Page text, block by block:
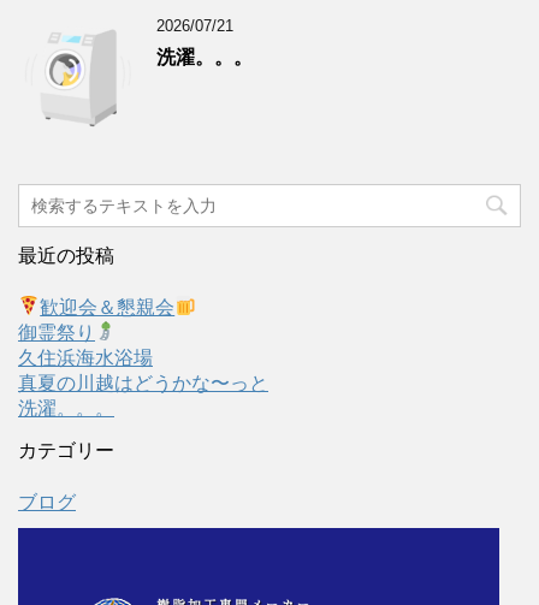
2026/07/21
洗濯。。。
最近の投稿
歓迎会＆懇親会
御霊祭り
久住浜海水浴場
真夏の川越はどうかな〜っと
洗濯。。。
カテゴリー
ブログ